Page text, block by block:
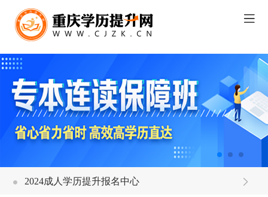
2024成人学历提升报名中心